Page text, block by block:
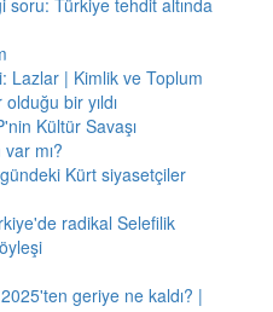
soru: Türkiye tehdit altında
Lazlar | Kimlik ve Toplum
bir yıldı
Kültür Savaşı
mı?
Kürt siyasetçiler
radikal Selefilik
geriye ne kaldı? |